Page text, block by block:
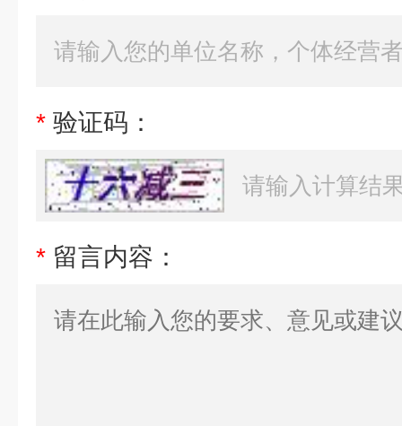
* 验证码：
* 留言内容：